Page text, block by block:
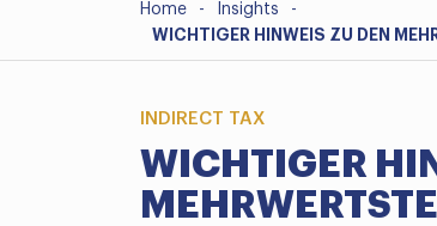
Home - Insights
-
WICHTIGER HINWEIS ZU DEN
INDIRECT TAX
WICHTIGER